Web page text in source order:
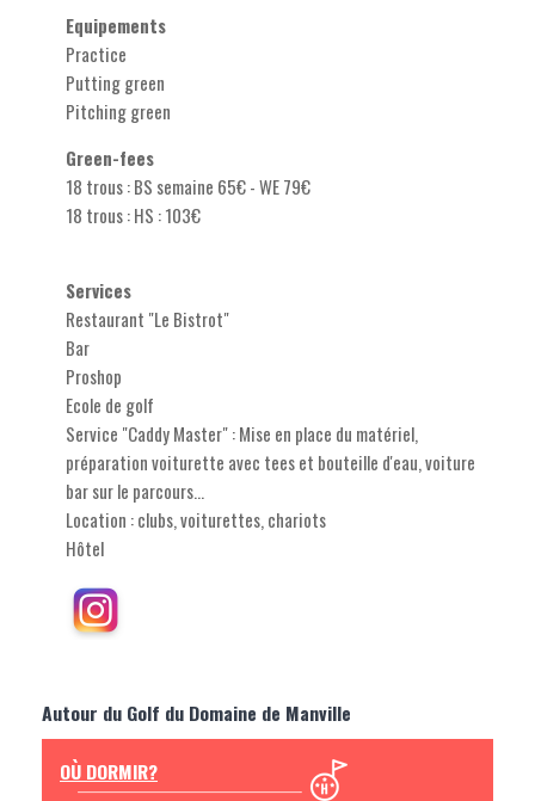
Equipements
Practice
Putting green
Pitching green
Green-fees
18 trous : BS semaine 65€ - WE 79€
18 trous : HS : 103€
Services
Restaurant "Le Bistrot"
Bar
Proshop
Ecole de golf
Service "Caddy Master" : Mise en place du matériel,
préparation voiturette avec tees et bouteille d'eau, voiture
bar sur le parcours...
Location : clubs, voiturettes, chariots
Hôtel
Autour du Golf du Domaine de Manville
OÙ DORMIR?